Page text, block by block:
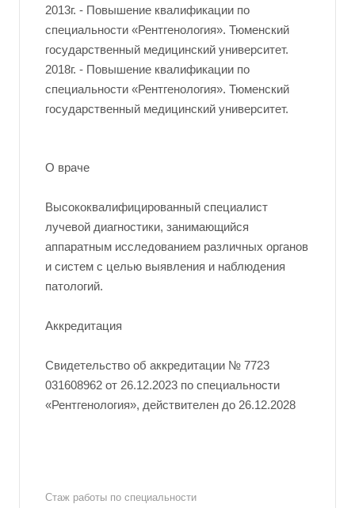
2013г. - Повышение квалификации по
специальности «Рентгенология». Тюменский
государственный медицинский университет.
2018г. - Повышение квалификации по
специальности «Рентгенология». Тюменский
государственный медицинский университет.
О враче
Высококвалифицированный специалист
лучевой диагностики, занимающийся
аппаратным исследованием различных органов
и систем с целью выявления и наблюдения
патологий.
Аккредитация
Свидетельство об аккредитации № 7723
031608962 от 26.12.2023 по специальности
«Рентгенология», действителен до 26.12.2028
Стаж работы по специальности